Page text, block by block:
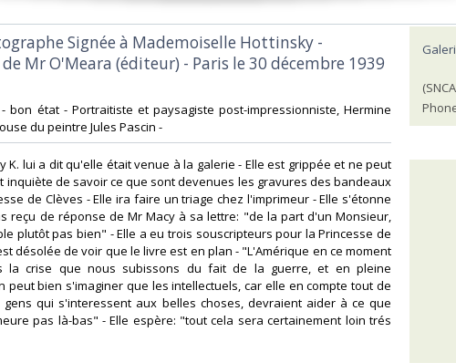
Signée à Mademoiselle Hottinsky -
Mr O'Meara (éditeur) - Paris le 30 décembre 1939
- bon état - Portraitiste et paysagiste post-impressionniste, Hermine
du peintre Jules Pascin -‎
K. lui a dit qu'elle était venue à la galerie - Elle est grippée et ne peut
inquiète de savoir ce que sont devenues les gravures des bandeaux
de Clèves - Elle ira faire un triage chez l'imprimeur - Elle s'étonne
reçu de réponse de Mr Macy à sa lettre: "de la part d'un Monsieur,
plutôt pas bien" - Elle a eu trois souscripteurs pour la Princesse de
désolée de voir que le livre est en plan - "L'Amérique en ce moment
la crise que nous subissons du fait de la guerre, et en pleine
peut bien s'imaginer que les intellectuels, car elle en compte tout de
gens qui s'interessent aux belles choses, devraient aider à ce que
pas là-bas" - Elle espère: "tout cela sera certainement loin trés